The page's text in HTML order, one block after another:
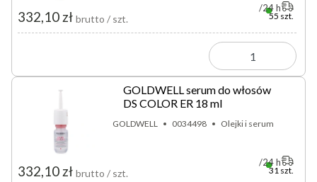
332,10 zł brutto / szt. 55 szt.
24 h
GOLDWELL serum do włosów
DS COLOR ER 18 ml
GOLDWELL 0034498 Olejki i serum
332,10 zł brutto / szt. 31 szt.
24 h